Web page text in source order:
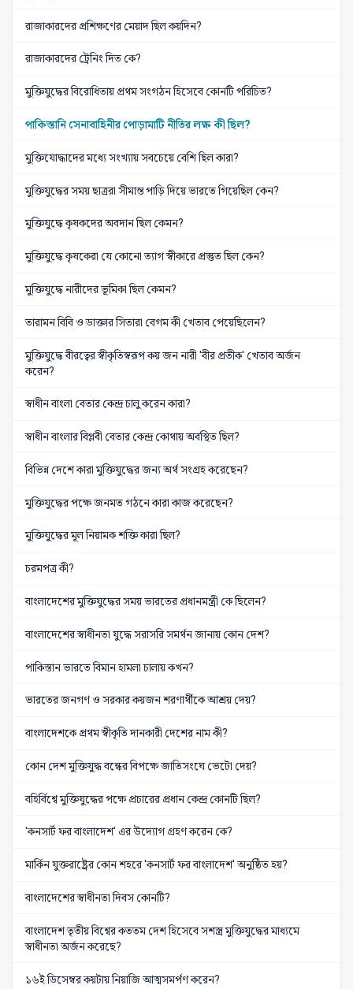
রাজাকারদের প্রশিক্ষণের মেয়াদ ছিল কয়দিন?
রাজাকারদের ট্রেনিং দিত কে?
মুক্তিযুদ্ধের বিরোধিতায় প্রথম সংগঠন হিসেবে কোনটি পরিচিত?
পাকিস্তানি সেনাবাহিনীর পোড়ামাটি নীতির লক্ষ কী ছিল?
মুক্তিযোদ্ধাদের মধ্যে সংখ্যায় সবচেয়ে বেশি ছিল কারা?
মুক্তিযুদ্ধের সময় ছাত্ররা সীমান্ত পাড়ি দিয়ে ভারতে গিয়েছিল কেন?
মুক্তিযুদ্ধে কৃষকদের অবদান ছিল কেমন?
মুক্তিযুদ্ধে কৃষকেরা যে কোনো ত্যাগ স্বীকারে প্রস্তুত ছিল কেন?
মুক্তিযুদ্ধে নারীদের ভূমিকা ছিল কেমন?
তারামন বিবি ও ডাক্তার সিতারা বেগম কী খেতাব পেয়েছিলেন?
মুক্তিযুদ্ধে বীরত্বের স্বীকৃতিস্বরূপ কয় জন নারী 'বীর প্রতীক' খেতাব অর্জন
করেন?
স্বাধীন বাংলা বেতার কেন্দ্র চালু করেন কারা?
স্বাধীন বাংলার বিপ্লবী বেতার কেন্দ্র কোথায় অবস্থিত ছিল?
বিভিন্ন দেশে কারা মুক্তিযুদ্ধের জন্য অর্থ সংগ্রহ করেছেন?
মুক্তিযুদ্ধের পক্ষে জনমত গঠনে কারা কাজ করেছেন?
মুক্তিযুদ্ধের মূল নিয়ামক শক্তি কারা ছিল?
চরমপত্র কী?
বাংলাদেশের মুক্তিযুদ্ধের সময় ভারতের প্রধানমন্ত্রী কে ছিলেন?
বাংলাদেশের স্বাধীনতা যুদ্ধে সরাসরি সমর্থন জানায় কোন দেশ?
পাকিস্তান ভারতে বিমান হামলা চালায় কখন?
ভারতের জনগণ ও সরকার কয়জন শরণার্থীকে আশ্রয় দেয়?
বাংলাদেশকে প্রথম স্বীকৃতি দানকারী দেশের নাম কী?
কোন দেশ মুক্তিযুদ্ধ বন্ধের বিপক্ষে জাতিসংঘে ভেটো দেয়?
বহির্বিশ্বে মুক্তিযুদ্ধের পক্ষে প্রচারের প্রধান কেন্দ্র কোনটি ছিল?
'কনসার্ট ফর বাংলাদেশ' এর উদ্যোগ গ্রহণ করেন কে?
মার্কিন যুক্তরাষ্ট্রের কোন শহরে 'কনসার্ট ফর বাংলাদেশ' অনুষ্ঠিত হয়?
বাংলাদেশের স্বাধীনতা দিবস কোনটি?
বাংলাদেশ তৃতীয় বিশ্বের কততম দেশ হিসেবে সশস্ত্র মুক্তিযুদ্ধের মাধ্যমে
স্বাধীনতা অর্জন করেছে?
১৬ই ডিসেম্বর কয়টায় নিয়াজি আত্মসমর্পণ করেন?